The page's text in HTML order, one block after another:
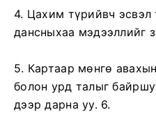
4. Цахим түрийвч
дансныхаа мэдээллийг
5. Картаар мөнгө
болон урд талыг
дээр дарна уу. 6.